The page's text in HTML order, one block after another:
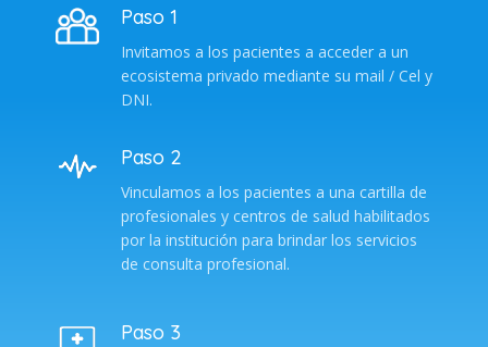
Paso 1
Invitamos a los pacientes a acceder a un
ecosistema privado mediante su mail / Cel y
DNI.
Paso 2
Vinculamos a los pacientes a una cartilla de
profesionales y centros de salud habilitados
por la institución para brindar los servicios
de consulta profesional.
Paso 3